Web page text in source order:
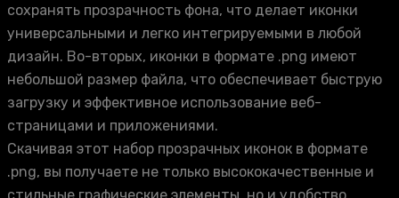
сохранять прозрачность фона, что делает иконки
универсальными и легко интегрируемыми в любой
дизайн. Во-вторых, иконки в формате .png имеют
небольшой размер файла, что обеспечивает быструю
загрузку и эффективное использование веб-
страницами и приложениями.
Скачивая этот набор прозрачных иконок в формате
.png, вы получаете не только высококачественные и